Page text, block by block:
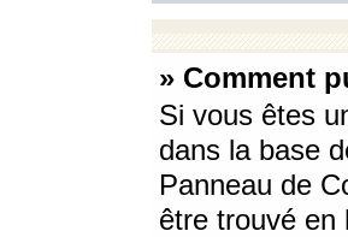
» Comment
Si vous êtes
dans la base
Panneau de
être trouvé en